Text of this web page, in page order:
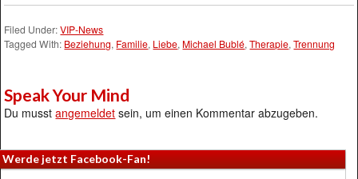
Filed Under:VIP-News
Tagged With: Beziehung, Familie, Liebe, Michael Bublé,Therapie,Trennung
Speak Your Mind
Du musstangemeldet sein, um einen Kommentar abzugeben.
Werde jetzt Facebook-Fan!